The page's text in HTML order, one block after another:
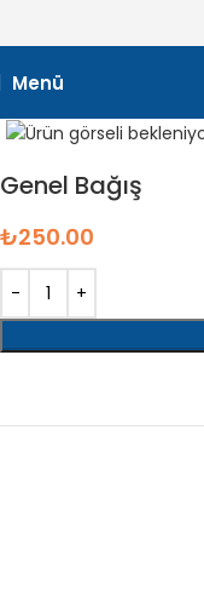
Menü
Genel Bağış
₺250.00